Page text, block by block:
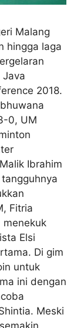
Malang
hingga laga
Java
2018.
0, UM
Ibrahim
Fitria
menekuk
Elsi
Di gim
untuk
ini dengan
Meski